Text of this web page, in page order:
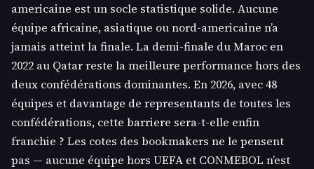
americaine est un socle statistique solide. Aucune
équipe africaine, asiatique ou nord-americaine n’a
jamais atteint la finale. La demi-finale du Maroc en
2022 au Qatar reste la meilleure performance hors des
deux confédérations dominantes. En 2026, avec 48
équipes et davantage de representants de toutes les
confédérations, cette barriere sera-t-elle enfin
franchie ? Les cotes des bookmakers ne le pensent
pas — aucune équipe hors UEFA et CONMEBOL n’est